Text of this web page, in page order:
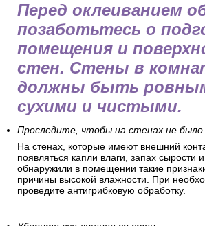
Перед оклеиванием
позаботьтесь о
помещения и
стен. Стены в
должны быть
сухими и чистыми.
Проследите, чтобы на стенах не было
На стенах, которые имеют внешний
появляться капли влаги, запах сырости
обнаружили в помещении такие
причины высокой влажности. При
проведите антигрибковую обработку.